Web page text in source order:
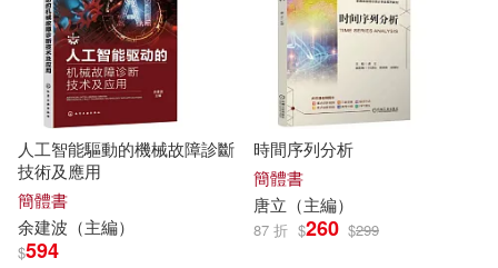
聖才考研網（主編）(139)
衣笠彰梧(138)
張海（主編）(136)
張泉（主編）(131)
中國林業出版社(1934)
經濟科學出版社(1900)
中國財政經濟出版社(1883)
人工智能驅動的機械故障診斷
技術及應用
簡體書
余建波（主編）
$594
時間序列分析
簡體書
唐立（主編）
87 折 $260 $299